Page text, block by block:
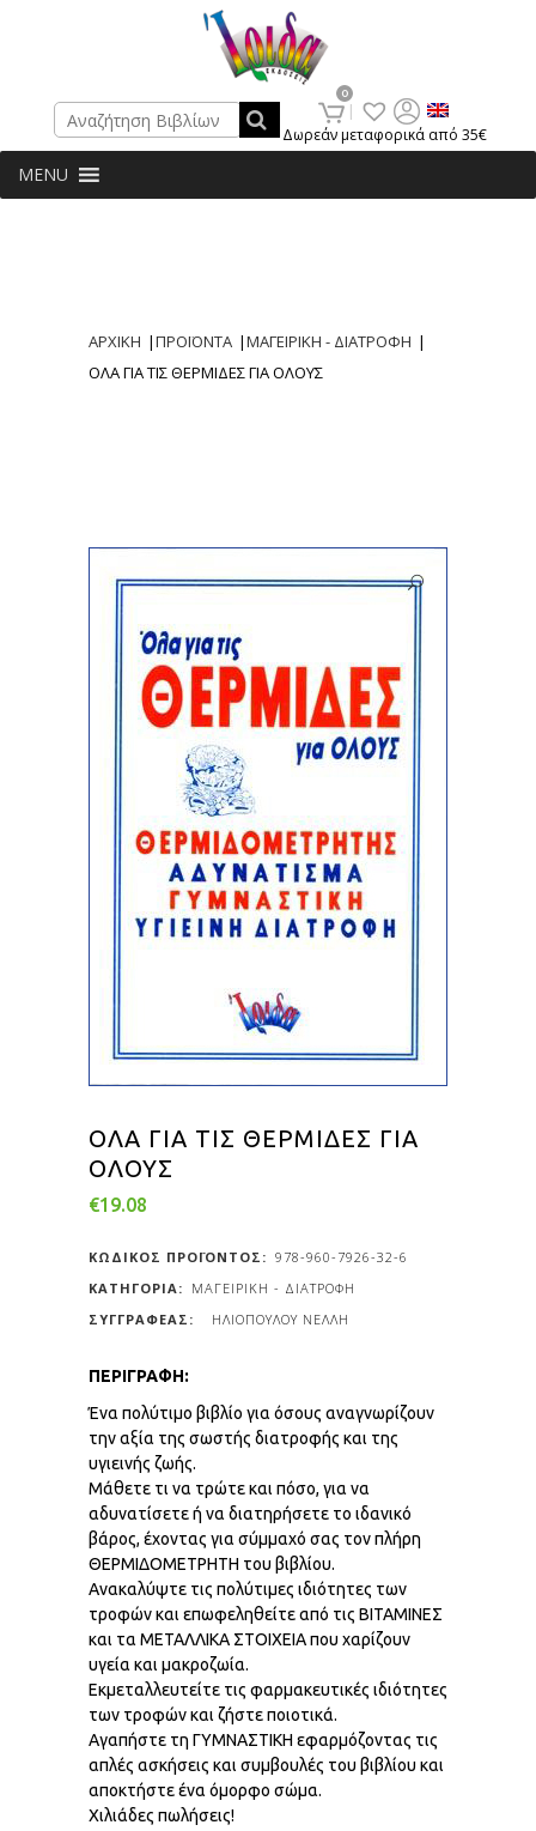
Δωρεάν μεταφορικά από 35€
Search
0
MENU
ΑΡΧΙΚΗ |ΠΡΟΪΟΝΤΑ |ΜΑΓΕΙΡΙΚΗ - ΔΙΑΤΡΟΦΗ |
ΟΛΑ ΓΙΑ ΤΙΣ ΘΕΡΜΙΔΕΣ ΓΙΑ ΟΛΟΥΣ
ΟΛΑ ΓΙΑ ΤΙΣ ΘΕΡΜΙΔΕΣ ΓΙΑ
ΟΛΟΥΣ
€19.08
ΚΩΔΙΚΟΣ ΠΡΟΪΟΝΤΟΣ: 978-960-7926-32-6
ΚΑΤΗΓΟΡΙΑ: ΜΑΓΕΙΡΙΚΗ - ΔΙΑΤΡΟΦΗ
ΗΛΙΟΠΟΥΛΟΥ ΝΕΛΛΗ
ΠΕΡΙΓΡΑΦΗ:
Ένα πολύτιμο βιβλίο για όσους αναγνωρίζουν
την αξία της σωστής διατροφής και της
υγιεινής ζωής.
Μάθετε τι να τρώτε και πόσο, για να
αδυνατίσετε ή να διατηρήσετε το ιδανικό
βάρος, έχοντας για σύμμαχό σας τον πλήρη
ΘΕΡΜΙΔΟΜΕΤΡΗΤΗ του βιβλίου.
Ανακαλύψτε τις πολύτιμες ιδιότητες των
τροφών και επωφεληθείτε από τις ΒΙΤΑΜΙΝΕΣ
και τα ΜΕΤΑΛΛΙΚΑ ΣΤΟΙΧΕΙΑ που χαρίζουν
υγεία και μακροζωία.
Εκμεταλλευτείτε τις φαρμακευτικές ιδιότητες
των τροφών και ζήστε ποιοτικά.
Αγαπήστε τη ΓΥΜΝΑΣΤΙΚΗ εφαρμόζοντας τις
απλές ασκήσεις και συμβουλές του βιβλίου και
αποκτήστε ένα όμορφο σώμα.
Χιλιάδες πωλήσεις!